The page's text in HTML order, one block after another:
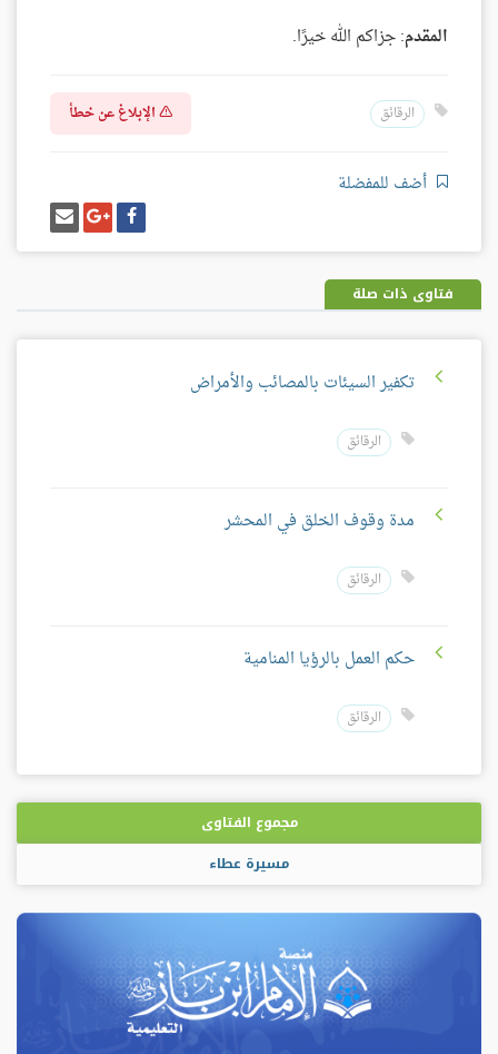
المقدم: جزاكم الله خيرًا.
الرقائق الإبلاغ عن خطأ
أضف للمفضلة
شارك
على
فيسبوك
شارك
على
غوغل
بلس
إرسل
إيميل
فتاوى ذات صلة
تكفير السيئات بالمصائب والأمراض
الرقائق
مدة وقوف الخلق في المحشر
الرقائق
حكم العمل بالرؤيا المنامية
الرقائق
مجموع الفتاوى
مسيرة عطاء